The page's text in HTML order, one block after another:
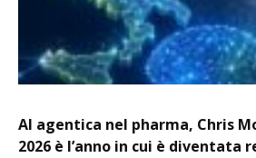
AI agentica nel pharma, Chris
2026 è l’anno in cui è diventata